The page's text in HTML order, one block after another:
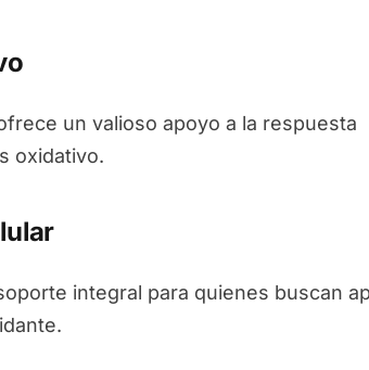
un valioso apoyo a la respuesta
oxidativo.
integral para quienes buscan